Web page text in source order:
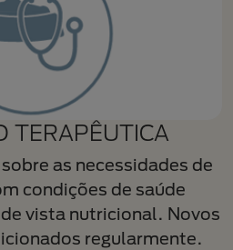
TERAPÊUTICA
as necessidades de
condições de saúde
vista nutricional. Novos
regularmente.